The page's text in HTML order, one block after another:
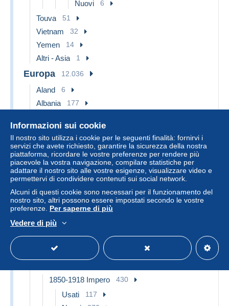
Nuovi 6
Touva 51
Vietnam 32
Yemen 14
Altri - Asia 1
Europa 12.036
Aland 6
Albania 177
Andorra Francese
1931-1939 7
Nuovi 7
1940-1959 11
Nuovi 11
1960-1979 1
Andorra Spagnola 2
1850-1918 Impero 430
Usati 117
Informazioni sui cookie
Il nostro sito utilizza i cookie per le seguenti finalità: fornirvi i
servizi che avete richiesto, garantire la sicurezza della nostra
piattaforma, ricordare le vostre preferenze per rendere più
piacevole la vostra navigazione, compilare statistiche per
adattare il nostro sito alle vostre esigenze, visualizzare video e
permettervi di condividere contenuti sui social network.
Alcuni di questi cookie sono necessari per il funzionamento del
nostro sito, altri possono essere impostati secondo le vostre
preferenze. Per saperne di più
Vedere di più